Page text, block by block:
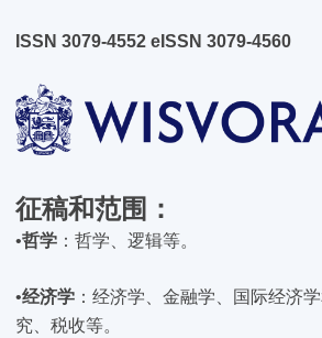
ISSN 3079-4552 eISSN 3079-4560
征稿和范围 ：
•哲学 ：哲学、逻辑等。
•经济学 ：经济学、金融学、国际经济
究、税收等。